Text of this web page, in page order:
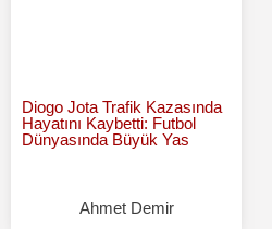
Diogo Jota Trafik Kazasında
Hayatını Kaybetti: Futbol
Dünyasında Büyük Yas
Ahmet Demir